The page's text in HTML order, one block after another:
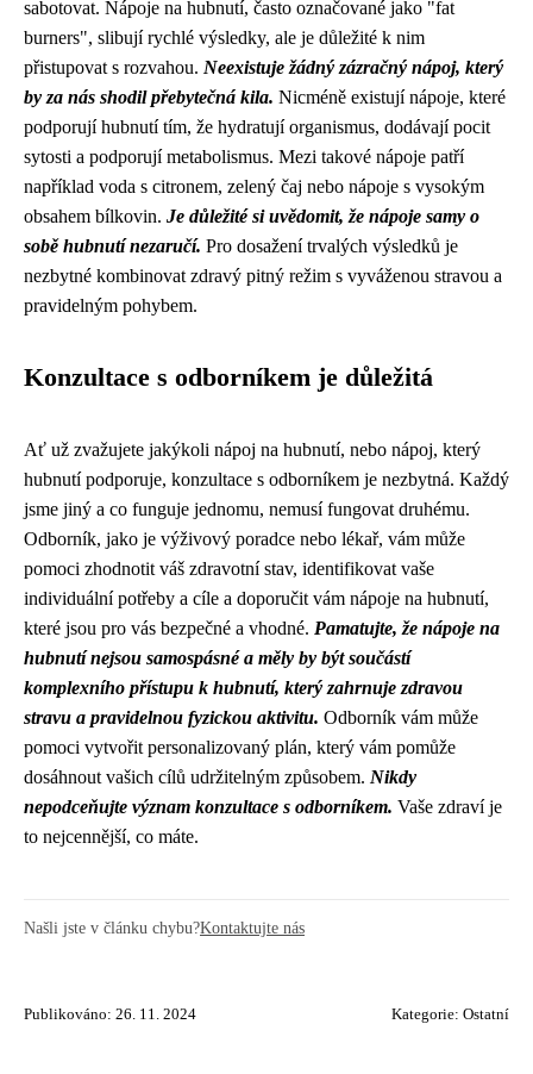
sabotovat. Nápoje na hubnutí, často označované jako "fat
burners", slibují rychlé výsledky, ale je důležité k nim
přistupovat s rozvahou. Neexistuje žádný zázračný nápoj, který
by za nás shodil přebytečná kila. Nicméně existují nápoje, které
podporují hubnutí tím, že hydratují organismus, dodávají pocit
sytosti a podporují metabolismus. Mezi takové nápoje patří
například voda s citronem, zelený čaj nebo nápoje s vysokým
obsahem bílkovin. Je důležité si uvědomit, že nápoje samy o
sobě hubnutí nezaručí. Pro dosažení trvalých výsledků je
nezbytné kombinovat zdravý pitný režim s vyváženou stravou a
pravidelným pohybem.
Konzultace s odborníkem je důležitá
Ať už zvažujete jakýkoli nápoj na hubnutí, nebo nápoj, který
hubnutí podporuje, konzultace s odborníkem je nezbytná. Každý
jsme jiný a co funguje jednomu, nemusí fungovat druhému.
Odborník, jako je výživový poradce nebo lékař, vám může
pomoci zhodnotit váš zdravotní stav, identifikovat vaše
individuální potřeby a cíle a doporučit vám nápoje na hubnutí,
které jsou pro vás bezpečné a vhodné. Pamatujte, že nápoje na
hubnutí nejsou samospásné a měly by být součástí
komplexního přístupu k hubnutí, který zahrnuje zdravou
stravu a pravidelnou fyzickou aktivitu. Odborník vám může
pomoci vytvořit personalizovaný plán, který vám pomůže
dosáhnout vašich cílů udržitelným způsobem. Nikdy
nepodceňujte význam konzultace s odborníkem. Vaše zdraví je
to nejcennější, co máte.
Našli jste v článku chybu?Kontaktujte nás
Publikováno: 26. 11. 2024 Kategorie: Ostatní